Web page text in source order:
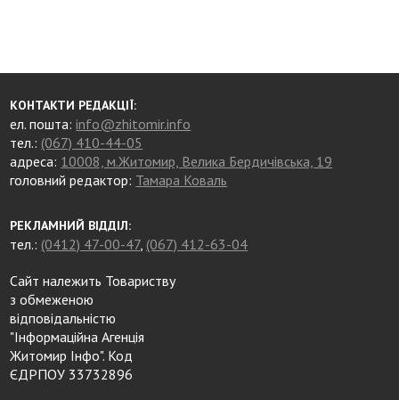
КОНТАКТИ РЕДАКЦІЇ:
ел. пошта:info@zhitomir.info
тел.: (067) 410-44-05
адреса: 10008, м.Житомир, Велика Бердичівська, 19
головний редактор: Тамара Коваль
РЕКЛАМНИЙ ВІДДІЛ:
тел.: (0412) 47-00-47, (067) 412-63-04
Сайт належить Товариству
з обмеженою
відповідальністю
"Інформаційна Агенція
Житомир Інфо". Код
ЄДРПОУ 33732896